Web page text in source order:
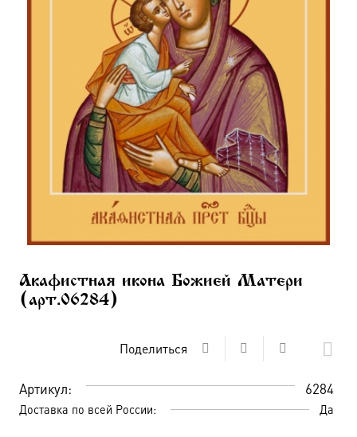
Акафистная икона Божией Матери
(арт.06284)
Поделиться
Артикул: 6284
Доставка по всей России: Да